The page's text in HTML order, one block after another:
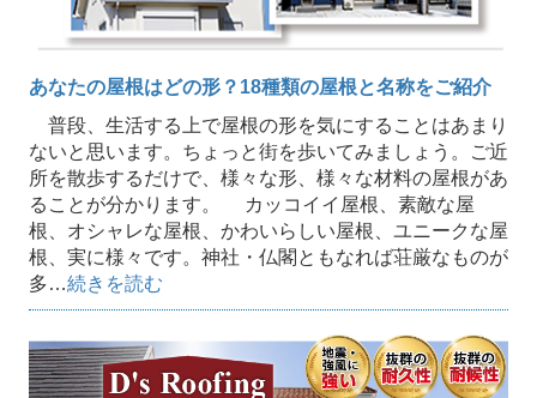
あなたの屋根はどの形？18種類の屋根と名称をご紹介
普段、生活する上で屋根の形を気にすることはあまり
ないと思います。ちょっと街を歩いてみましょう。ご近
所を散歩するだけで、様々な形、様々な材料の屋根があ
ることが分かります。 カッコイイ屋根、素敵な屋
根、オシャレな屋根、かわいらしい屋根、ユニークな屋
根、実に様々です。神社・仏閣ともなれば荘厳なものが
多…続きを読む